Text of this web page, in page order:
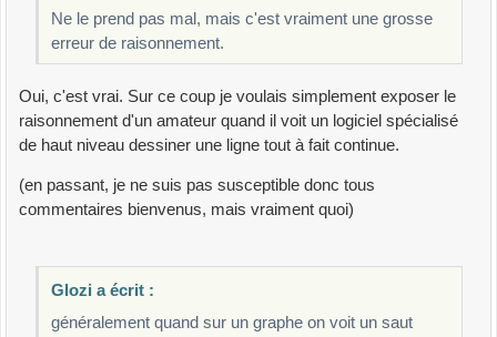
Ne le prend pas mal, mais c'est vraiment une grosse
erreur de raisonnement.
Oui, c'est vrai. Sur ce coup je voulais simplement exposer le
raisonnement d'un amateur quand il voit un logiciel spécialisé
de haut niveau dessiner une ligne tout à fait continue.
(en passant, je ne suis pas susceptible donc tous
commentaires bienvenus, mais vraiment quoi)
Glozi a écrit :
généralement quand sur un graphe on voit un saut